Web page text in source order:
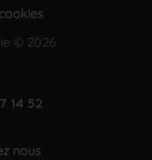
© 2026
nous